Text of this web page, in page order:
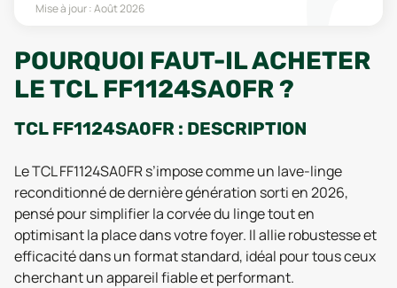
Mise à jour :Août 2026
POURQUOI FAUT-IL ACHETER
LE TCL FF1124SA0FR ?
TCL FF1124SA0FR : DESCRIPTION
Le TCL FF1124SA0FR s’impose comme un lave-linge
reconditionné de dernière génération sorti en 2026,
pensé pour simplifier la corvée du linge tout en
optimisant la place dans votre foyer. Il allie robustesse et
efficacité dans un format standard, idéal pour tous ceux
cherchant un appareil fiable et performant.